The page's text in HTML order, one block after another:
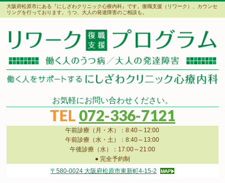
大阪府松原市にある『にしざわクリニック心療内科』です。復職支援（リワーク）、カウンセ
リングを行っております。うつ、大人の発達障害のご相談も。
お気軽にお問い合わせください。
TEL 072-336-7121
午前診療（月・木）：8:40～12:00
午前診療（水・土）：8:40～13:00
午後診療（水）：17:00～21:00
● 完全予約制
〒580-0024 大阪府松原市東新町4-15-2